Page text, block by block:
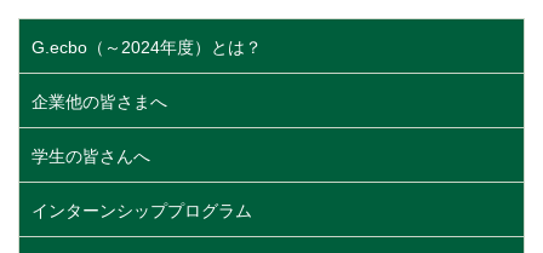
G.ecbo（～2024年度）とは？
企業他の皆さまへ
学生の皆さんへ
インターンシッププログラム